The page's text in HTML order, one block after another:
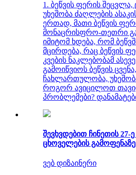
1. ბეწვის ფერის შეცვლა,
უხეშობა ძაღლების
ერთად, მათი ბეწვის
მონაცრისფრო-თეთრი
იმიტომ ხდება, რომ
მცირდება, რაც ბეწვის
კვების ნაკლებობამ
გამოიწვიოს ბეწვის ცვენა,
ჩახლართულობა,
როგორ ავიცილოთ
პრობლემები?
შევხვდებით ჩინეთის 27-
ცხოველების
ვებ დიზაინერი